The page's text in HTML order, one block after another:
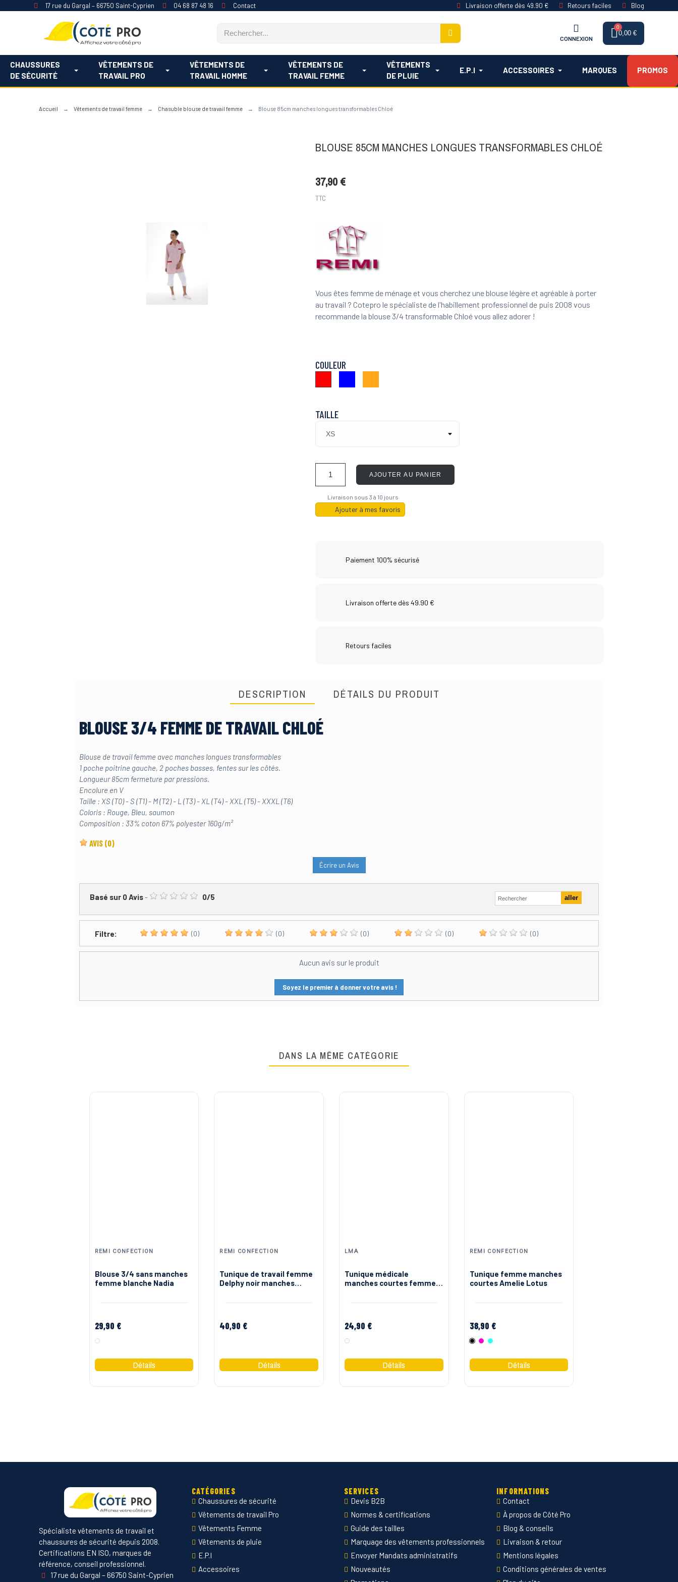
17 rue du Gargal – 66750 Saint-Cyprien 04 68 87 48 16 Contact Livraison offerte dès 49.90 € Retours faciles Blog
CONNEXION
0,00 €
CHAUSSURES
DE SÉCURITÉ
VÊTEMENTS DE
TRAVAIL PRO
VÊTEMENTS DE
TRAVAIL HOMME
VÊTEMENTS DE
TRAVAIL FEMME
VÊTEMENTS
DE PLUIE
E.P.I ACCESSOIRES MARQUES PROMOS
Accueil Vêtements de travail femme Chasuble blouse de travail femme Blouse 85cm manches longues transformables Chloé
BLOUSE 85CM MANCHES LONGUES TRANSFORMABLES CHLOÉ
37,90 €
TTC
Vous êtes femme de ménage et vous cherchez une blouse légère et agréable à porter
au travail ? Cotepro le spécialiste de l'habillement professionnel de puis 2008 vous
recommande la blouse 3/4 transformable Chloé vous allez adorer !
COULEUR
TAILLE
AJOUTER AU PANIER
Livraison sous 3 à 10 jours
Ajouter à mes favoris
Paiement 100% sécurisé
Livraison offerte dès 49.90 €
Retours faciles
DESCRIPTION DÉTAILS DU PRODUIT
BLOUSE 3/4 FEMME DE TRAVAIL CHLOÉ
Blouse de travail femme avec manches longues transformables
1 poche poitrine gauche, 2 poches basses, fentes sur les côtés.
Longueur 85cm fermeture par pressions.
Encolure en V
Taille : XS (T0) - S (T1) - M (T2) - L (T3) - XL (T4) - XXL (T5) - XXXL (T6)
Coloris : Rouge, Bleu, saumon
Composition : 33% coton 67% polyester 160g/m²
AVIS (0)
Écrire un Avis
Basé sur 0Avis- 0/5
Filtre: (0) (0) (0) (0) (0)
Aucun avis sur le produit
Soyez le premier à donner votre avis !
DANS LA MÊME CATÉGORIE
REMI CONFECTION
Blouse 3/4 sans manches
femme blanche Nadia
29,90 €
Blanc
REMI CONFECTION
Tunique de travail femme
Delphy noir manches
40,90 €
LMA
Tunique médicale
manches courtes femme
24,90 €
Blanc
REMI CONFECTION
Tunique femme manches
courtes Amelie Lotus
38,90 €
NoirRoseBleu ciel
Spécialiste vêtements de travail et
chaussures de sécurité depuis 2008.
Certifications EN ISO, marques de
référence, conseil professionnel.
17 rue du Gargal – 66750 Saint-Cyprien
CATÉGORIES
Chaussures de sécurité
Vêtements de travail Pro
Vêtements Femme
Vêtements de pluie
E.P.I
Accessoires
SERVICES
Devis B2B
Normes & certifications
Guide des tailles
Marquage des vêtements professionnels
Envoyer Mandats administratifs
Nouveautés
INFORMATIONS
Contact
À propos de Côté Pro
Blog & conseils
Livraison & retour
Mentions légales
Conditions générales de ventes